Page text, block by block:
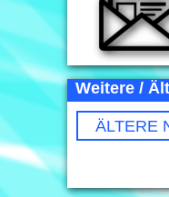
Weitere /
ÄLTERE